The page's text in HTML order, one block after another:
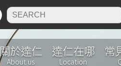
關於達仁
About us
達仁在哪
Location
常